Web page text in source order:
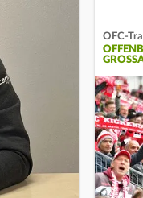
OFC-